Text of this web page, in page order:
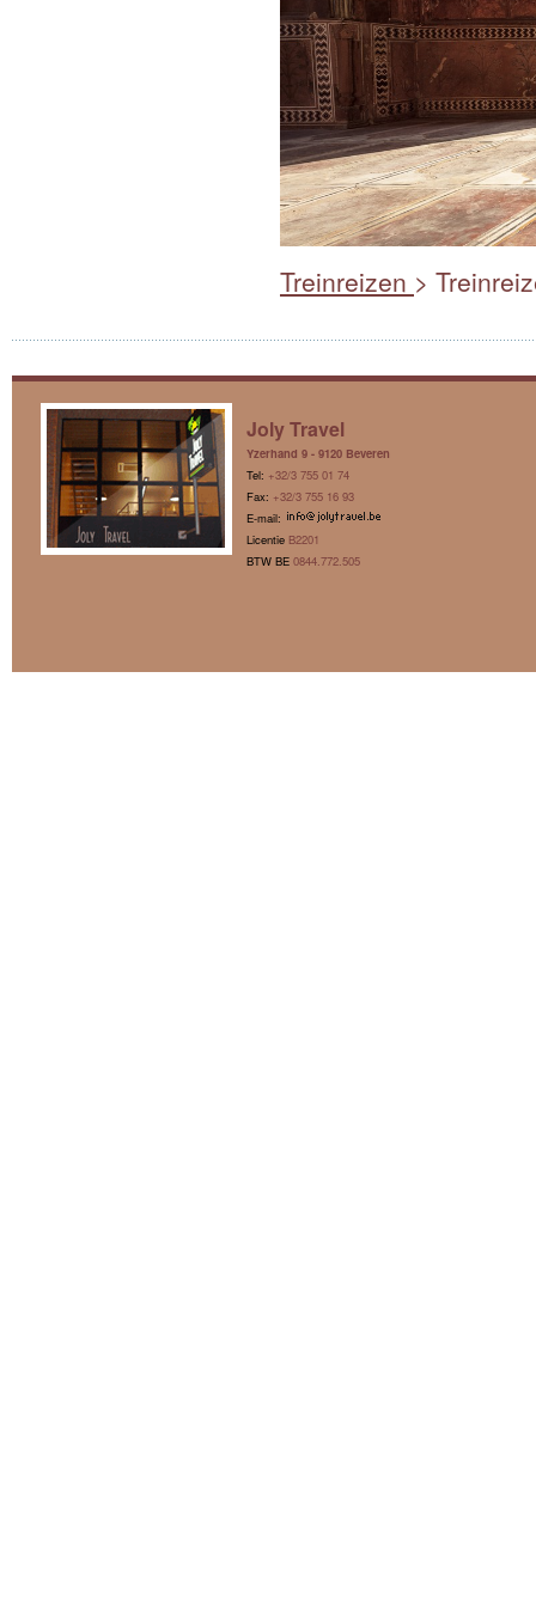
Treinreizen >
Joly Travel
Yzerhand 9 - 9120 Beveren
Tel: +32/3 755 01 74
Fax: +32/3 755 16 93
E-mail:
Licentie B2201
BTW BE 0844.772.505